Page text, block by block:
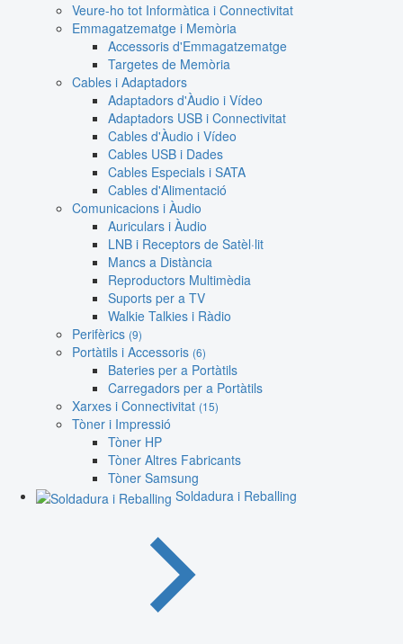
Veure-ho tot Informàtica i Connectivitat
Emmagatzematge i Memòria
Accessoris d'Emmagatzematge
Targetes de Memòria
Cables i Adaptadors
Adaptadors d'Àudio i Vídeo
Adaptadors USB i Connectivitat
Cables d'Àudio i Vídeo
Cables USB i Dades
Cables Especials i SATA
Cables d'Alimentació
Comunicacions i Àudio
Auriculars i Àudio
LNB i Receptors de Satèl·lit
Mancs a Distància
Reproductors Multimèdia
Suports per a TV
Walkie Talkies i Ràdio
Perifèrics (9)
Portàtils i Accessoris (6)
Bateries per a Portàtils
Carregadors per a Portàtils
Xarxes i Connectivitat (15)
Tòner i Impressió
Tòner HP
Tòner Altres Fabricants
Tòner Samsung
Soldadura i Reballing